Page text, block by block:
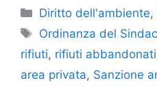
Categorie
Diritto dell'ambiente,
Tag
Ordinanza del
rifiuti, rifiuti abbandonati
area privata, Sanzione